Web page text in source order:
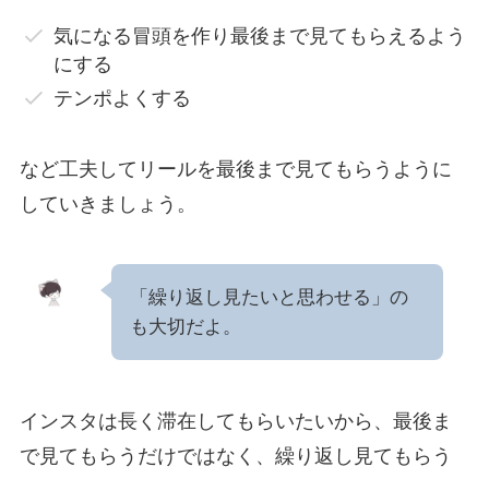
気になる冒頭を作り最後まで見てもらえるよう
にする
テンポよくする
など工夫してリールを最後まで見てもらうように
していきましょう。
「繰り返し見たいと思わせる」の
も大切だよ。
インスタは長く滞在してもらいたいから、最後ま
で見てもらうだけではなく、繰り返し見てもらう